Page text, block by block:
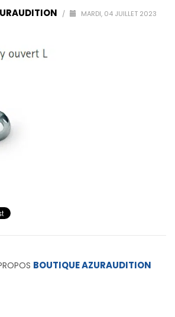
/
MARDI, 04 JUILLET 2023
BOUTIQUE AZURAUDITION